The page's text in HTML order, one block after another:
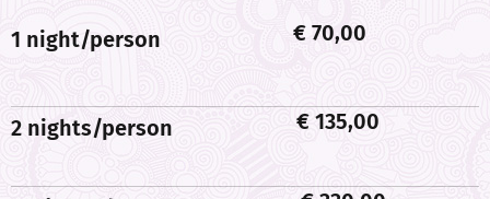
1 night/person € 70,00
2 nights/person € 135,00